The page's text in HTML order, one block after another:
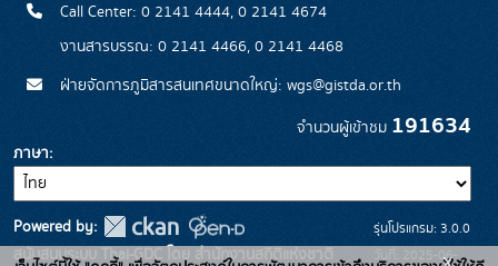
Call Center: 0 2141 4444, 0 2141 4674
งานสารบรรณ: 0 2141 4466, 0 2141 4468
ฝ่ายจัดการภูมิสารสนเทศขนาดใหญ่: wgs@gistda.or.th
จำนวนผู้เข้าชม 191634
ภาษา
Powered by:
สนับสนุนระบบ Thai-GDC โดย สำนักงานสถิติแห่งชาติ
รุ่นโปรแกรม: 3.0.0
วันที่: 2025-06-